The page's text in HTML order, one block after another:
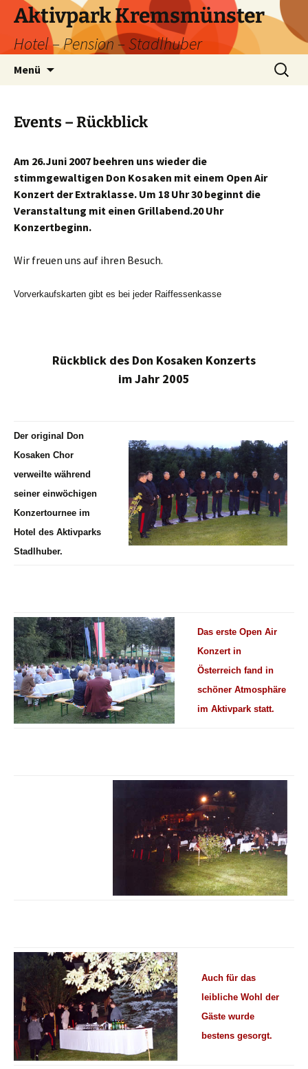
Zum
Inhalt
springen
Aktivpark Kremsmünster
Hotel – Pension – Stadlhuber
Menü
Suchen
nach:
Events – Rückblick
Am 26.Juni 2007 beehren uns wieder die
stimmgewaltigen Don Kosaken mit einem Open Air
Konzert der Extraklasse. Um 18 Uhr 30 beginnt die
Veranstaltung mit einen Grillabend.20 Uhr
Konzertbeginn.
Wir freuen uns auf ihren Besuch.
Vorverkaufskarten gibt es bei jeder Raiffessenkasse
Rückblick des Don Kosaken Konzerts
im Jahr 2005
Der original Don
Kosaken Chor
verweilte während
seiner einwöchigen
Konzertournee im
Hotel des Aktivparks
Stadlhuber.
Das erste Open Air
Konzert in
Österreich fand in
schöner Atmosphäre
im Aktivpark statt.
Auch für das
leibliche Wohl der
Gäste wurde
bestens gesorgt.